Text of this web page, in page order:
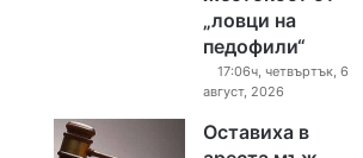
„ловци на
педофили“
17:06ч, четвъртък, 6
август, 2026
Оставиха в